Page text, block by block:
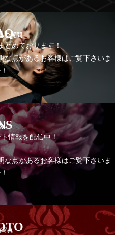
ご質問-
とめております！
な点があるお客様はご覧下さいま
-
情報を配信中！
な点があるお客様はご覧下さいま
真 –